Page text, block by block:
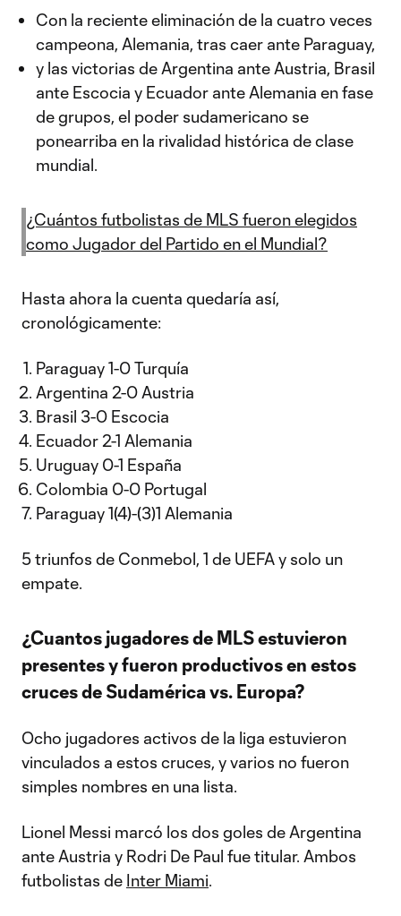
Con la reciente eliminación de la cuatro veces
campeona, Alemania, tras caer ante Paraguay,
y las victorias de Argentina ante Austria, Brasil
ante Escocia y Ecuador ante Alemania en fase
de grupos, el poder sudamericano se
ponearriba en la rivalidad histórica de clase
mundial.
¿Cuántos futbolistas de MLS fueron elegidos
como Jugador del Partido en el Mundial?
Hasta ahora la cuenta quedaría así,
cronológicamente:
Paraguay 1-0 Turquía
Argentina 2-0 Austria
Brasil 3-0 Escocia
Ecuador 2-1 Alemania
Uruguay 0-1 España
Colombia 0-0 Portugal
Paraguay 1(4)-(3)1 Alemania
5 triunfos de Conmebol, 1 de UEFA y solo un
empate.
¿Cuantos jugadores de MLS estuvieron
presentes y fueron productivos en estos
cruces de Sudamérica vs. Europa?
Ocho jugadores activos de la liga estuvieron
vinculados a estos cruces, y varios no fueron
simples nombres en una lista.
Lionel Messi marcó los dos goles de Argentina
ante Austria y Rodri De Paul fue titular. Ambos
futbolistas de Inter Miami.